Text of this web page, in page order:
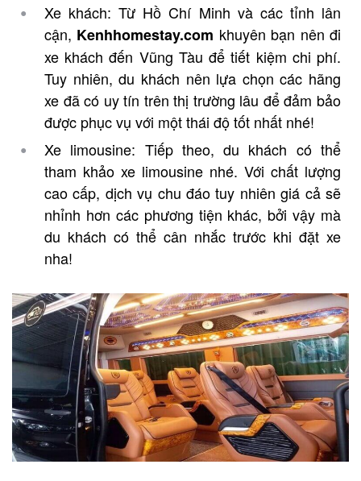
Xe khách: Từ Hồ Chí Minh và các tỉnh lân
cận, Kenhhomestay.com khuyên bạn nên đi
xe khách đến Vũng Tàu để tiết kiệm chi phí.
Tuy nhiên, du khách nên lựa chọn các hãng
xe đã có uy tín trên thị trường lâu để đảm bảo
được phục vụ với một thái độ tốt nhất nhé!
Xe limousine: Tiếp theo, du khách có thể
tham khảo xe limousine nhé. Với chất lượng
cao cấp, dịch vụ chu đáo tuy nhiên giá cả sẽ
nhỉnh hơn các phương tiện khác, bởi vậy mà
du khách có thể cân nhắc trước khi đặt xe
nha!